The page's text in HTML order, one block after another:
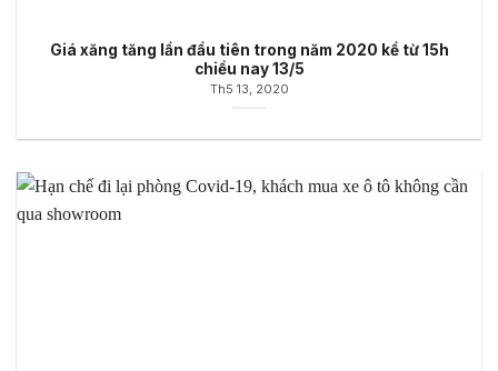
Giá xăng tăng lần đầu tiên trong năm 2020 kể từ 15h
chiều nay 13/5
Th5 13, 2020